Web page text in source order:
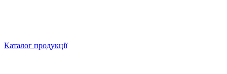
Каталог продукції